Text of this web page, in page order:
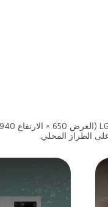
الطراز المحلي.